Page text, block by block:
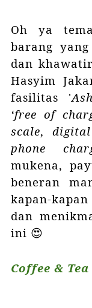
Oh ya
barang
dan
Hasyim
fasilitas '
‘free of
scale,
phone
mukena,
beneran
kapan-
dan
ini 😍
Coffee &